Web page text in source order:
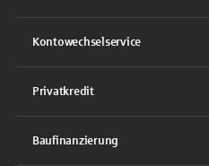
Kontowechselservice
Privatkredit
Baufinanzierung